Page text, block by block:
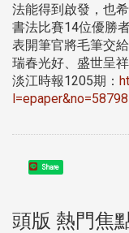
法能得到啟發，也
書法比賽14位優勝
表開筆官將毛筆交
瑞春光好、盛世呈
淡江時報1205期：
l=epaper&no=58798
Share
頭版 熱門焦